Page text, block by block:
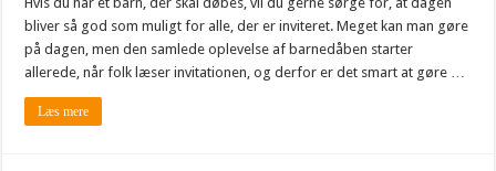
bliver så god som muligt for alle, der er inviteret. Meget kan man gøre
på dagen, men den samlede oplevelse af barnedåben starter
allerede, når folk læser invitationen, og derfor er det smart at gøre …
Læs mere